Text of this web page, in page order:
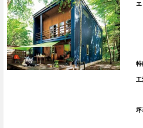
エ
特
工
坪